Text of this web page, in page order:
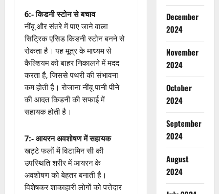
6:- किडनी स्टोन से बचाव
नींबू और संतरे में पाए जाने वाला
सिट्रिक एसिड किडनी स्टोन बनने से
रोकता है। यह मूत्र के माध्यम से
कैल्शियम को बाहर निकालने में मदद
करता है, जिससे पथरी की संभावना
कम होती है। रोजाना नींबू पानी पीने
की आदत किडनी की सफाई में
सहायक होती है।
7:- आयरन अवशोषण में सहायक
खट्टे फलों में विटामिन सी की
उपस्थिति शरीर में आयरन के
अवशोषण को बेहतर बनाती है।
विशेषकर शाकाहारी लोगों को पत्तेदार
December
2024
November
2024
October
2024
September
2024
August
2024